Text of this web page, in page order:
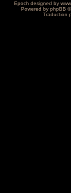
Epoch designed by
Powered by phpBB
Traduction